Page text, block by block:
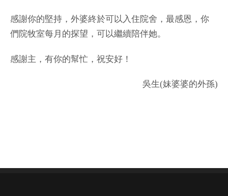
感謝你的堅持，外婆終於可以入住院舍，最感恩，你
們院牧室每月的探望，可以繼續陪伴她。
感謝主，有你的幫忙，祝安好！
吳生(妹婆婆的外孫)